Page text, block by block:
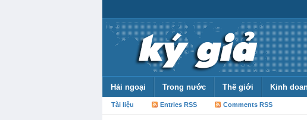
Hải ngoại Trong nước Thế giới Kinh
Tài liệu Entries RSS Comments RSS